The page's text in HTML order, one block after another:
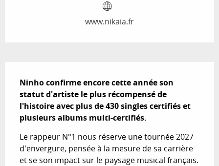
www.nikaia.fr
Ninho confirme encore cette année son
statut d'artiste le plus récompensé de
l'histoire avec plus de 430 singles certifiés et
plusieurs albums multi-certifiés.
Le rappeur N°1 nous réserve une tournée 2027
d'envergure, pensée à la mesure de sa carrière
et se son impact sur le paysage musical français.